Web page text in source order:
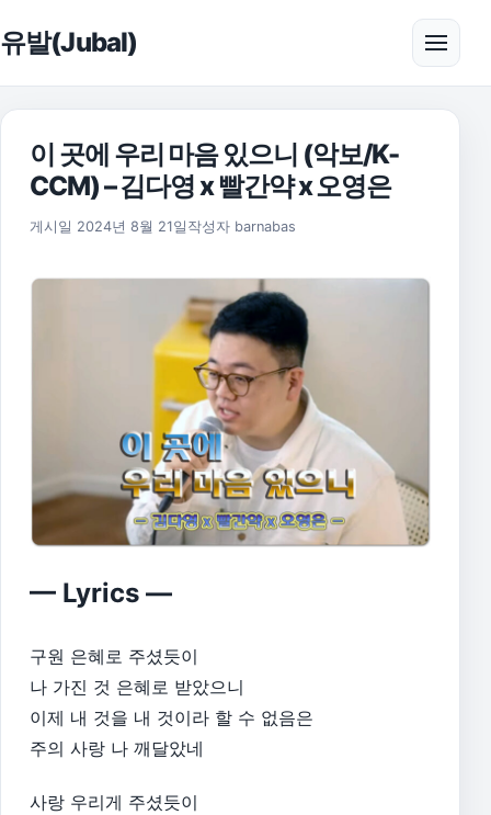
유발(Jubal) 메뉴
이 곳에 우리 마음 있으니 (악보/K-
CCM) – 김다영 x 빨간약 x 오영은
게시일 2024년 8월 21일 2025년 11월 17일
작성자 barnabas
— Lyrics —
구원 은혜로 주셨듯이
나 가진 것 은혜로 받았으니
이제 내 것을 내 것이라 할 수 없음은
주의 사랑 나 깨달았네
사랑 우리게 주셨듯이